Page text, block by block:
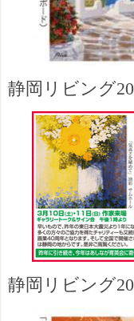
静岡リビング
静岡リビング